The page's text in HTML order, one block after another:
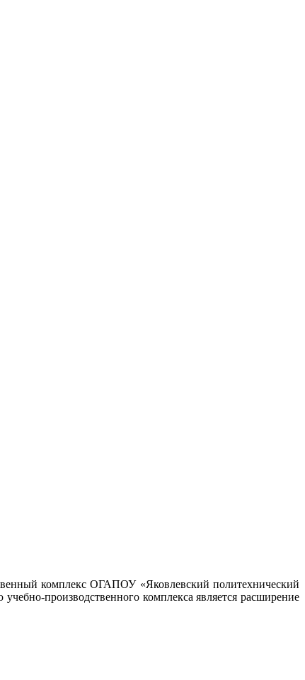
комплекс ОГАПОУ «Яковлевский политехнический
производственного комплекса является расширение